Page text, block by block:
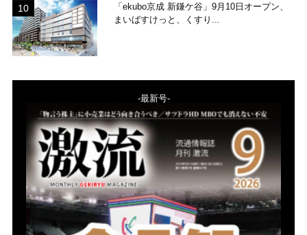
「ekubo京成 新鎌ケ谷」9月10日オープン、
まいばすけっと、くすり...
-最新号-